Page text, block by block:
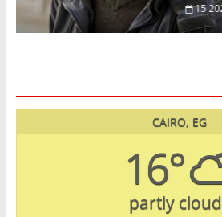
15 مارس، 2026
CAIRO, EG
16°
partly